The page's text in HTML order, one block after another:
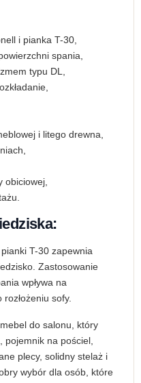
i pianka T-30,
spania,
typu DL,
i litego drewna,
obiciowej,
T-30 zapewnia
Zastosowanie
wpływa na
sofy.
do salonu, który
pojemnik na pościel,
plecy, solidny stelaż i
wybór dla osób, które